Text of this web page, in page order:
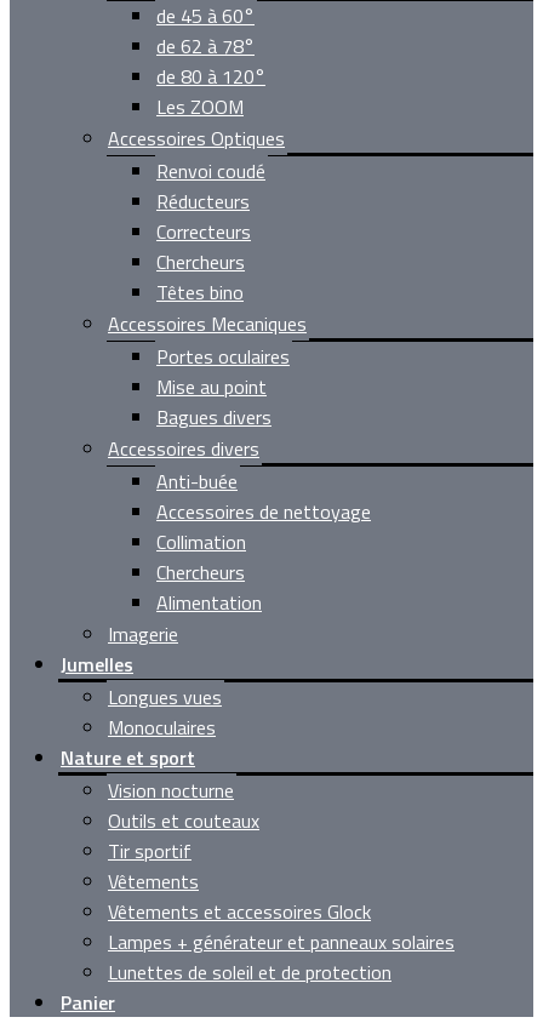
de 45 à 60°
de 62 à 78°
de 80 à 120°
Les ZOOM
Accessoires Optiques
Renvoi coudé
Réducteurs
Correcteurs
Chercheurs
Têtes bino
Accessoires Mecaniques
Portes oculaires
Mise au point
Bagues divers
Accessoires divers
Anti-buée
Accessoires de nettoyage
Collimation
Chercheurs
Alimentation
Imagerie
Jumelles
Longues vues
Monoculaires
Nature et sport
Vision nocturne
Outils et couteaux
Tir sportif
Vêtements
Vêtements et accessoires Glock
Lampes + générateur et panneaux solaires
Lunettes de soleil et de protection
Panier